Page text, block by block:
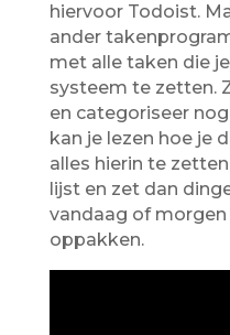
hiervoor Todoist.
ander
met alle taken die
systeem te zetten.
en categoriseer
kan je lezen hoe je
alles hierin te
lijst en zet dan
vandaag of
oppakken.